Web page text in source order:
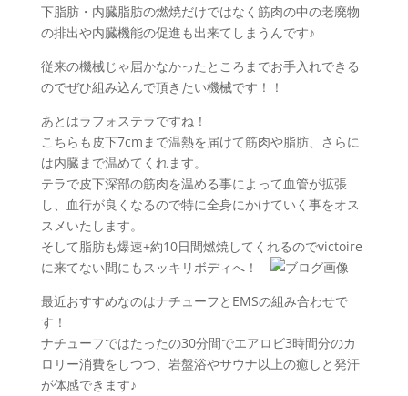
下脂肪・内臓脂肪の燃焼だけではなく筋肉の中の老廃物
の排出や内臓機能の促進も出来てしまうんです♪
従来の機械じゃ届かなかったところまでお手入れできる
のでぜひ組み込んで頂きたい機械です！！
あとはラフォステラですね！
こちらも皮下7cmまで温熱を届けて筋肉や脂肪、さらに
は内臓まで温めてくれます。
テラで皮下深部の筋肉を温める事によって血管が拡張
し、血行が良くなるので特に全身にかけていく事をオス
スメいたします。
そして脂肪も爆速+約10日間燃焼してくれるのでvictoire
に来てない間にもスッキリボディへ！
最近おすすめなのはナチューフとEMSの組み合わせで
す！
ナチューフではたったの30分間でエアロビ3時間分のカ
ロリー消費をしつつ、岩盤浴やサウナ以上の癒しと発汗
が体感できます♪